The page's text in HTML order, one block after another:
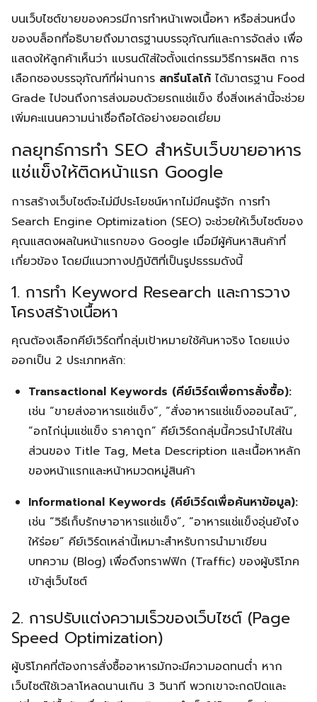
บนเว็บไซต์ขายของควรมีการทำหน้าเพจเนื้อหา หรือส่วนหนึ่ง
ของบล็อกที่อธิบายถึงมาตรฐานบรรจุภัณฑ์และการจัดส่ง เพื่อ
แสดงให้ลูกค้าเห็นว่า แบรนด์ใส่ใจตั้งแต่กรรมวิธีการผลิต การ
เลือกซองบรรจุภัณฑ์ที่ผ่านการ สกรีนโลโก้ ได้มาตรฐาน Food
Grade ไปจนถึงการส่งมอบด้วยรถแช่แข็ง ซึ่งสิ่งเหล่านี้จะช่วย
เพิ่มคะแนนความน่าเชื่อถือได้อย่างยอดเยี่ยม
กลยุทธ์การทำ SEO สำหรับเว็บขายอาหาร
แช่แข็งให้ติดหน้าแรก Google
การสร้างเว็บไซต์จะไม่มีประโยชน์หากไม่มีคนรู้จัก การทำ
Search Engine Optimization (SEO) จะช่วยให้เว็บไซต์ของ
คุณแสดงผลในหน้าแรกของ Google เมื่อมีผู้ค้นหาสินค้าที่
เกี่ยวข้อง โดยมีแนวทางปฏิบัติที่เป็นรูปธรรมดังนี้
1. การทำ Keyword Research และการวาง
โครงสร้างเนื้อหา
คุณต้องเลือกคีย์เวิร์ดที่กลุ่มเป้าหมายใช้ค้นหาจริง โดยแบ่ง
ออกเป็น 2 ประเภทหลัก:
Transactional Keywords (คีย์เวิร์ดเพื่อการสั่งซื้อ):
เช่น “ขายส่งอาหารแช่แข็ง”, “สั่งอาหารแช่แข็งออนไลน์”,
“อกไก่นุ่มแช่แข็ง ราคาถูก” คีย์เวิร์ดกลุ่มนี้ควรนำไปใส่ใน
ส่วนของ Title Tag, Meta Description และเนื้อหาหลัก
ของหน้าแรกและหน้าหมวดหมู่สินค้า
Informational Keywords (คีย์เวิร์ดเพื่อค้นหาข้อมูล):
เช่น “วิธีเก็บรักษาอาหารแช่แข็ง”, “อาหารแช่แข็งอุ่นยังไง
ให้ร่อย” คีย์เวิร์ดเหล่านี้เหมาะสำหรับการนำมาเขียน
บทความ (Blog) เพื่อดึงทราฟฟิก (Traffic) ของผู้บริโภค
เข้าสู่เว็บไซต์
2. การปรับแต่งความเร็วของเว็บไซต์ (Page
Speed Optimization)
ผู้บริโภคที่ต้องการสั่งซื้ออาหารมักจะมีความอดทนต่ำ หาก
เว็บไซต์ใช้เวลาโหลดนานเกิน 3 วินาที พวกเขาจะกดปิดและ